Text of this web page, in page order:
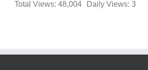
Total Views: 48,004 Daily Views: 3